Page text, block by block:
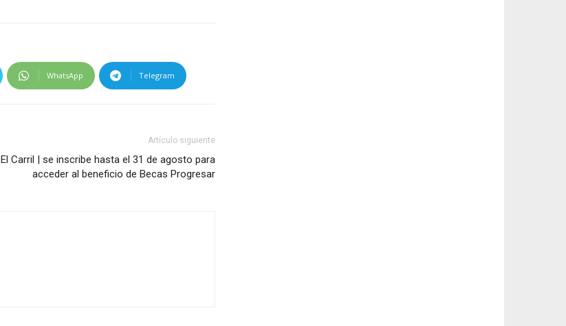
WhatsApp Telegram
Artículo siguiente
El Carril | se inscribe hasta el 31 de agosto para
acceder al beneficio de Becas Progresar